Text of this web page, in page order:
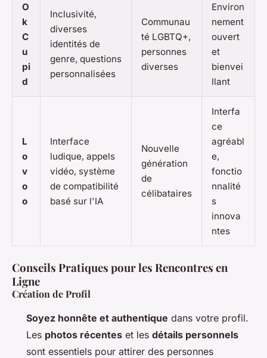
O
k
C
u
pi
d
Inclusivité,
diverses
identités de
genre, questions
personnalisées
Communau
té LGBTQ+,
personnes
diverses
Environ
nement
ouvert
et
bienvei
llant
L
o
v
o
o
Interface
ludique, appels
vidéo, système
de compatibilité
basé sur l'IA
Nouvelle
génération
de
célibataires
Interfa
ce
agréabl
e,
fonctio
nnalité
s
innova
ntes
Conseils Pratiques pour les Rencontres en
Ligne
Création de Profil
Soyez honnête et authentique dans votre profil.
Les photos récentes et les détails personnels
sont essentiels pour attirer des personnes